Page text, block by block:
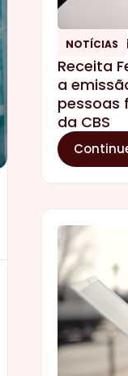
NOTÍCIAS
Receita
a
pessoas
da CBS